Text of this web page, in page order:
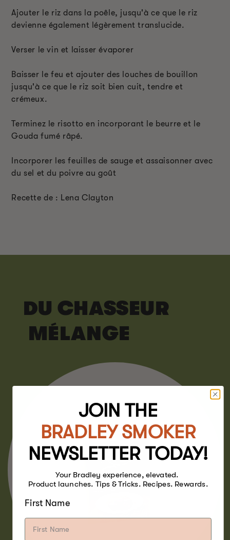
Ajouter le riz dans la poêle, jusqu'à ce que le riz
devienne également légèrement translucide.
Verser le vin et laisser évaporer
Baisser le feu et ajouter des louches de bouillon
jusqu'à ce que le riz soit bien cuit, tendre et
crémeux.
Terminez le risotto en incorporant le beurre et le
Gouda fumé râpé.
Incorporer les feuilles de sauge et assaisonner avec
du sel et du poivre au goût
Recette de : Lena Clayton
DU CHASSEUR
MÉLANGE
JOIN THE
BRADLEY SMOKER
NEWSLETTER TODAY!
Your Bradley experience, elevated.
Product launches. Tips & Tricks. Recipes. Rewards.
First Name